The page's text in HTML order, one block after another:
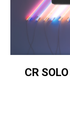
CR